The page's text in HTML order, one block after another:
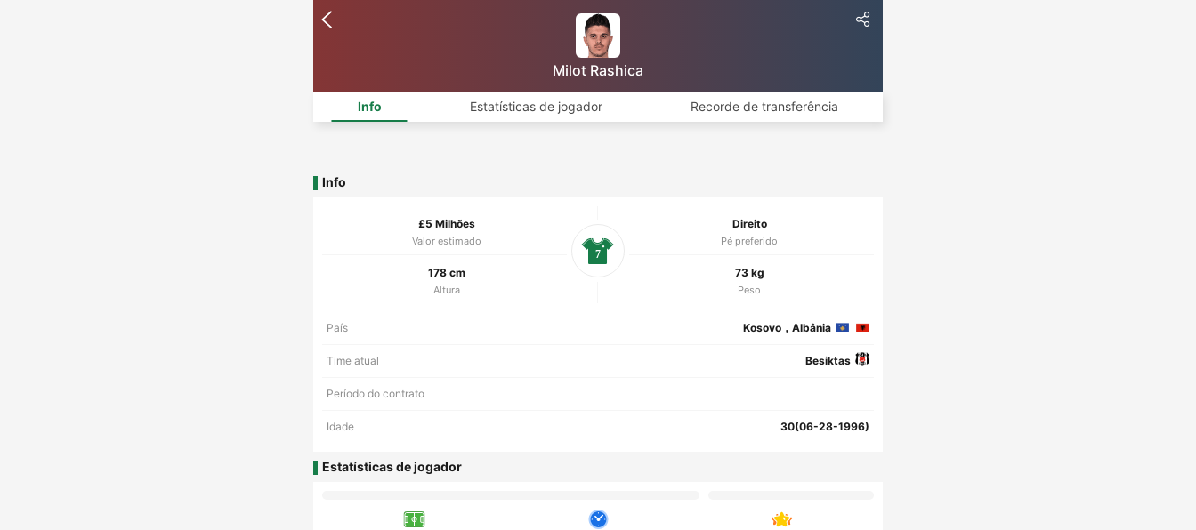
Milot Rashica
Info Estatísticas de jogador Recorde de transferência
Info
£5 Milhões
Valor estimado
Direito
Pé preferido
178 cm
Altura
73 kg
Peso
7
País Kosovo，Albânia
Time atual Besiktas
Período do contrato
Idade 30(06-28-1996)
Estatísticas de jogador